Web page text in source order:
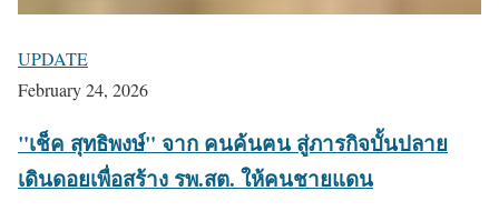
UPDATE
February 24, 2026
"เช็ค สุทธิพงษ์" จาก คนค้นฅน สู่ภารกิจบั้นปลาย
เดินดอยเพื่อสร้าง รพ.สต. ให้คนชายแดน